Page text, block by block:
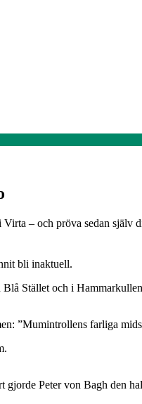
– och pröva sedan
bli inaktuell.
Stället och i
”Mumintrollens farliga
Peter von Bagh den